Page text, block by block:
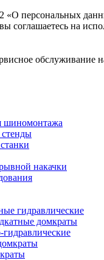
персональных
соглашаетесь на
обслуживание
шиномонтажа
накачки
гидравлические
домкраты